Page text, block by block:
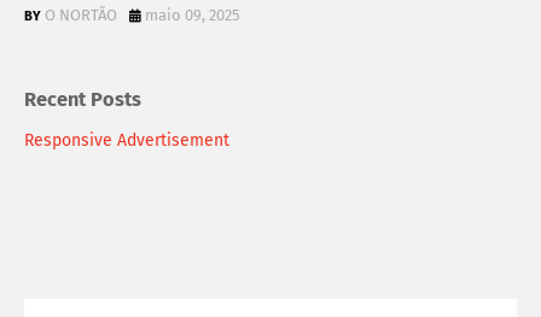
O NORTÃO maio 09, 2025
Recent Posts
Responsive Advertisement